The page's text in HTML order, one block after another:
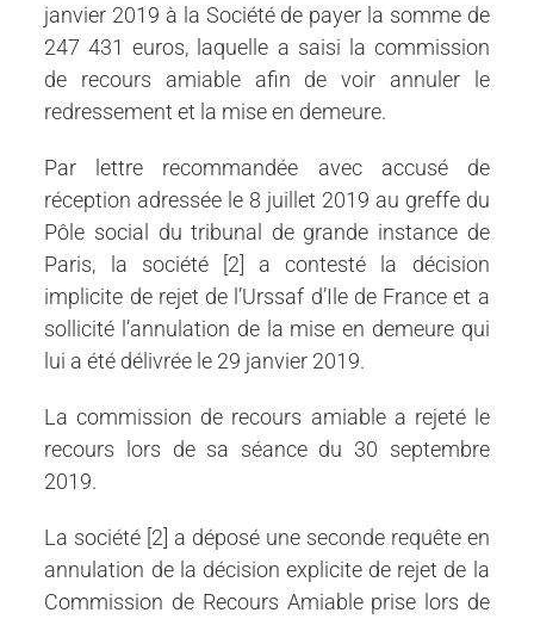
janvier 2019 à la Société de payer la somme de
247 431 euros, laquelle a saisi la commission
de recours amiable afin de voir annuler le
redressement et la mise en demeure.
Par lettre recommandée avec accusé de
réception adressée le 8 juillet 2019 au greffe du
Pôle social du tribunal de grande instance de
Paris, la société [2] a contesté la décision
implicite de rejet de l’Urssaf d’Ile de France et a
sollicité l’annulation de la mise en demeure qui
lui a été délivrée le 29 janvier 2019.
La commission de recours amiable a rejeté le
recours lors de sa séance du 30 septembre
2019.
La société [2] a déposé une seconde requête en
annulation de la décision explicite de rejet de la
Commission de Recours Amiable prise lors de